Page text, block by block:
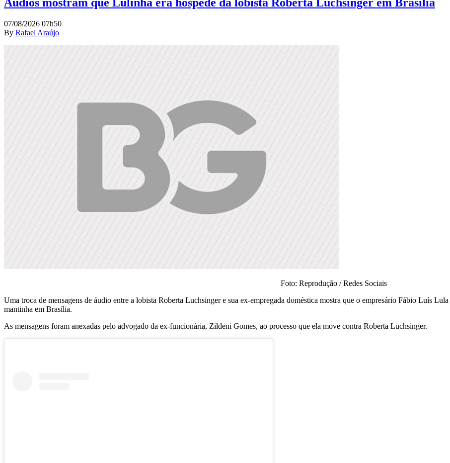
Áudios mostram que Lulinha era hóspede da lobista Roberta Luchsinger em Brasília
07/08/2026 07h50
By Rafael Araújo
Foto: Reprodução / Redes Sociais
Uma troca de mensagens de áudio entre a lobista Roberta Luchsinger e sua ex-empregada doméstica mostra que o empresário Fábio Luís
mantinha em Brasília.
As mensagens foram anexadas pelo advogado da ex-funcionária, Zildeni Gomes, ao processo que ela move contra Roberta Luchsinger.